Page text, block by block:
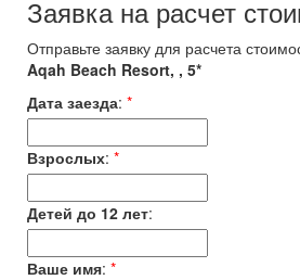
Заявка на расчет
Отправьте заявку для расчета
Aqah Beach Resort, , 5*
Дата заезда: *
Взрослых: *
Детей до 12 лет:
Ваше имя: *